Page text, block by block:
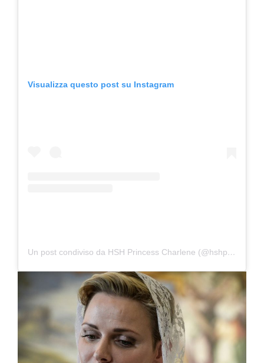
Visualizza questo post su Instagram
Un post condiviso da HSH Princess Charlene (@hshprincesscharlene)